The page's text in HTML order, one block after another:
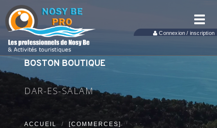
Connexion / inscription
BOSTON BOUTIQUE
DAR-ES-SALAM
ACCUEIL
[COMMERCES]